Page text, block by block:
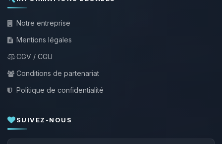
Notre entreprise
Mentions légales
CGV / CGU
Conditions de partenariat
Politique de confidentialité
SUIVEZ-NOUS